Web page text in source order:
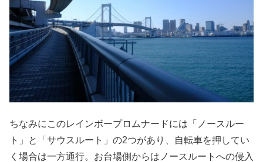
ちなみにこのレインボープロムナードには「ノースルー
ト」と「サウスルート」の2つがあり、自転車を押してい
く場合は一方通行。お台場側からはノースルートへの侵入